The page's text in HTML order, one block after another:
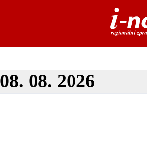
08. 08. 2026